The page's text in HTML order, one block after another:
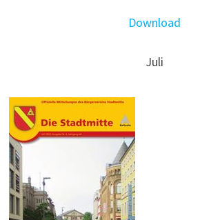
Download
Juli